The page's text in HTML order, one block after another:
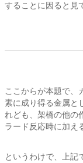
することに因ると見
ここからが本題で、
素に成り得る金属と
れども、架橋の他の
ラード反応時に加え
というわけで、上記